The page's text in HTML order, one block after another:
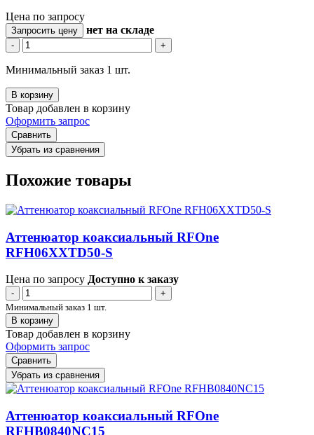
Цена по запросу
Запросить цену нет на складе
- +
Минимальный заказ 1 шт.
В корзину
Товар добавлен в корзину
Оформить запрос
Сравнить
Убрать из сравнения
Похожие товары
Аттенюатор коаксиальный RFOne
RFH06XXTD50-S
Цена по запросу Доступно к заказу
-
+
Минимальный заказ 1 шт.
В корзину
Товар добавлен в корзину
Оформить запрос
Сравнить
Убрать из сравнения
Аттенюатор коаксиальный RFOne
RFHB0840NC15